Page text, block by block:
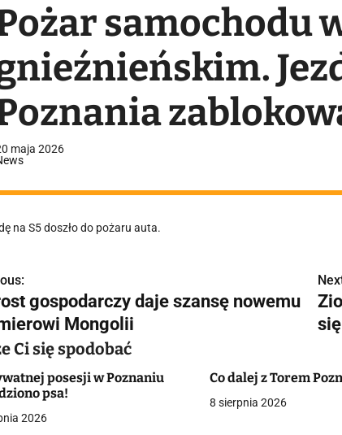
samochodu
maja 2026
na S5 doszło do pożaru auta.
gospodarczy daje szansę nowemu
Mongolii
Ci się spodobać
posesji w Poznaniu
psa!
2026
Co dalej z Torem
8 sierpnia 2026